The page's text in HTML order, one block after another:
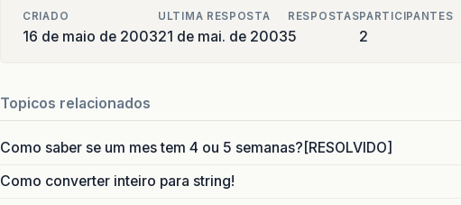
CRIADO
16 de maio de 2003
ULTIMA RESPOSTA
21 de mai. de 2003
RESPOSTAS
5
PARTICIPANTES
2
Topicos relacionados
Como saber se um mes tem 4 ou 5 semanas?[RESOLVIDO]
Como converter inteiro para string!